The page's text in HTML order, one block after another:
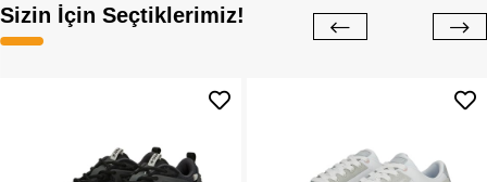
Sizin İçin Seçtiklerimiz!